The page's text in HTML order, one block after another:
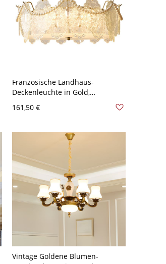
Französische Landhaus-
Deckenleuchte in Gold,
Deckenlampe mit strukturiertem
Glas, Trommel-Design - 110V-
161,50 €
Vintage Goldene Blumen-